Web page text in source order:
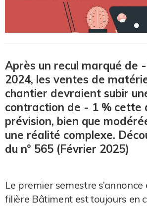
Après un recul marqué de
2024, les ventes de
chantier devraient subir
contraction de - 1 % cette
prévision, bien que
une réalité complexe.
du n° 565 (Février 2025)
Le premier semestre s’annonce
filière Bâtiment est toujours en